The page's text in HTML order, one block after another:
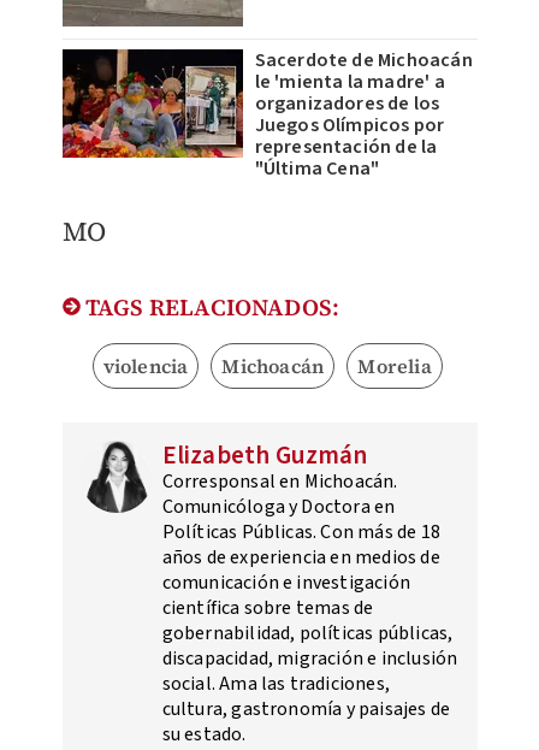
Sacerdote de Michoacán
le 'mienta la madre' a
organizadores de los
Juegos Olímpicos por
representación de la
"Última Cena"
MO
TAGS RELACIONADOS:
violencia Michoacán Morelia
Elizabeth Guzmán
Corresponsal en Michoacán.
Comunicóloga y Doctora en
Políticas Públicas. Con más de 18
años de experiencia en medios de
comunicación e investigación
científica sobre temas de
gobernabilidad, políticas públicas,
discapacidad, migración e inclusión
social. Ama las tradiciones,
cultura, gastronomía y paisajes de
su estado.